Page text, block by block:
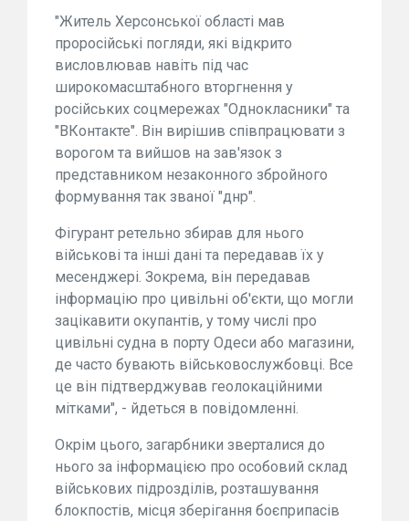
"Житель Херсонської області мав
проросійські погляди, які відкрито
висловлював навіть під час
широкомасштабного вторгнення у
російських соцмережах "Однокласники" та
"ВКонтакте". Він вирішив співпрацювати з
ворогом та вийшов на зав'язок з
представником незаконного збройного
формування так званої "днр".
Фігурант ретельно збирав для нього
військові та інші дані та передавав їх у
месенджері. Зокрема, він передавав
інформацію про цивільні об'єкти, що могли
зацікавити окупантів, у тому числі про
цивільні судна в порту Одеси або магазини,
де часто бувають військовослужбовці. Все
це він підтверджував геолокаційними
мітками", - йдеться в повідомленні.
Окрім цього, загарбники зверталися до
нього за інформацією про особовий склад
військових підрозділів, розташування
блокпостів, місця зберігання боєприпасів